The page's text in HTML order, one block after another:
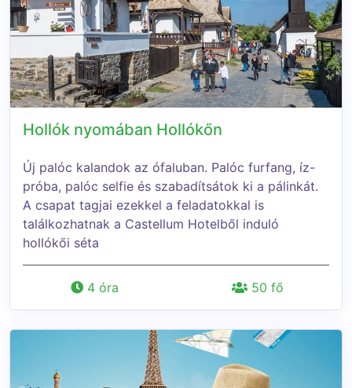
Hollók nyomában Hollókőn
Új palóc kalandok az ófaluban. Palóc furfang, íz-
próba, palóc selfie és szabadítsátok ki a pálinkát.
A csapat tagjai ezekkel a feladatokkal is
találkozhatnak a Castellum Hotelből induló
hollókői séta
4 óra 50 fő